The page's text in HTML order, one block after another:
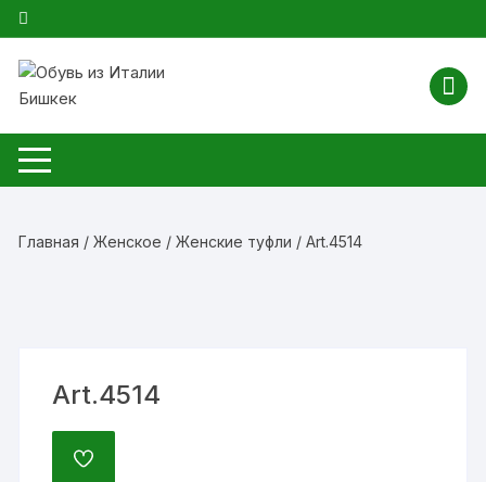
Перейти
к
содержимому
Главная /Женское /Женские туфли / Art.4514
Art.4514
ДОБАВИТЬ